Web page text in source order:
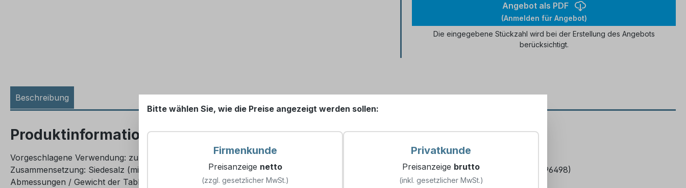
Angebot als PDF
(Anmelden für Angebot)
Die eingegebene Stückzahl wird bei der Erstellung des Angebots
berücksichtigt.
Beschreibung
Produktinformationen "1 Palette Salztabletten (100x 10kg), EN 973 A"
Vorgeschlagene Verwendung: zur Regenerierung von Wasserenthärtungsanlagen
Zusammensetzung: Siedesalz (min. 99,9% NaCl)
Abmessungen / Gewicht der Tablette:
25mm / 14g
Palettenabnahme: 100x 10kg Säcke (Art.-Nr. 896498)
Bitte wählen Sie, wie die Preise angezeigt werden sollen:
Firmenkunde
Preisanzeige netto
(zzgl. gesetzlicher MwSt.)
Privatkunde
Preisanzeige brutto
(inkl. gesetzlicher MwSt.)